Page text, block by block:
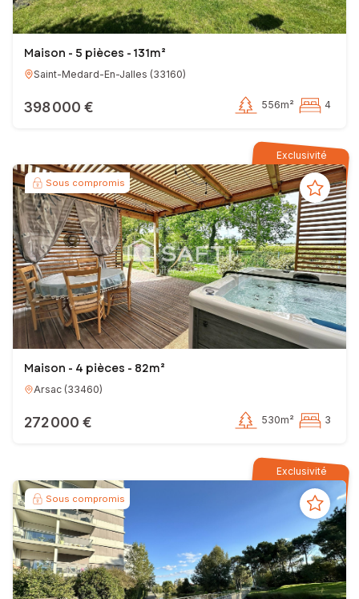
Maison - 5 pièces - 131m²
Saint-Medard-En-Jalles (33160)
398 000 € 556m² 4
Exclusivité
Sous compromis
Maison - 4 pièces - 82m²
Arsac (33460)
272 000 € 530m² 3
Exclusivité
Sous compromis